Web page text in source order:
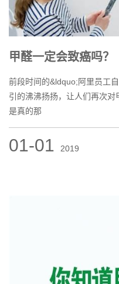
甲醛一定会致癌吗？
前段时间的&ldquo;阿里员工
引的沸沸扬扬，让人们再次
是真的那
01-01 2019